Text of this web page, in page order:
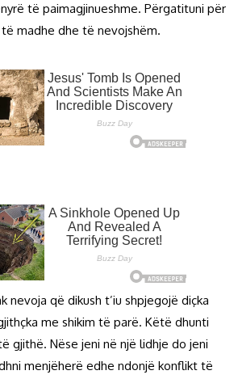
të paimagjinueshme. Përgatituni për
madhe dhe të nevojshëm.
nevoja që dikush t’iu shpjegojë diçka
me shikim të parë. Këtë dhunti
gjithë. Nëse jeni në një lidhje do jeni
menjëherë edhe ndonjë konflikt të